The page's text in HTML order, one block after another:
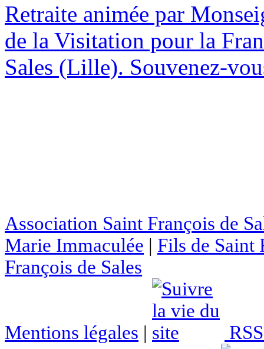
Retraite animée par
de la Visitation pour la
Sales (Lille). Souvenez-
Association Saint François de
Marie Immaculée | Fils de Saint
François de Sales
Mentions légales |